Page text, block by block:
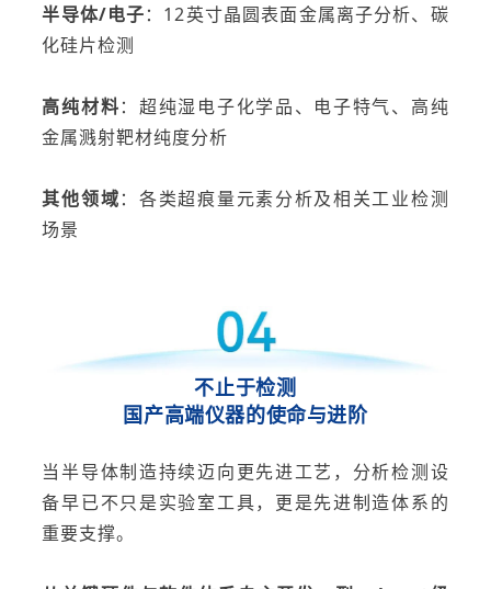
半导体/电子： 12英寸晶圆表面金属离子分析、碳
化硅片检测
高纯材料：超纯湿电子化学品、电子特气、高纯
金属溅射靶材纯度分析
其他领域：各类超痕量元素分析及相关工业检测
场景
不止于检测
国产高端仪器的使命与进阶
当半导体制造持续迈向更先进工艺，分析检测设
备早已不只是实验室工具，更是先进制造体系的
重要支撑。